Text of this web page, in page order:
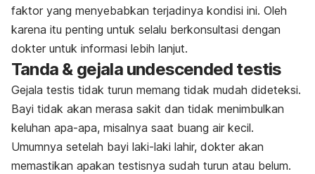
faktor yang menyebabkan terjadinya kondisi ini. Oleh
karena itu penting untuk selalu berkonsultasi dengan
dokter untuk informasi lebih lanjut.
Tanda & gejala undescended testis
Gejala testis tidak turun memang tidak mudah dideteksi.
Bayi tidak akan merasa sakit dan tidak menimbulkan
keluhan apa-apa, misalnya saat buang air kecil.
Umumnya setelah bayi laki-laki lahir, dokter akan
memastikan apakan testisnya sudah turun atau belum.